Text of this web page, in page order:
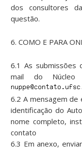
dos consultores
questão.
6. COMO E PARA
6.1 As submissões
mail do Núcleo
6.2 A mensagem de
identificação do
nome completo,
contato
6.3 Em anexo,